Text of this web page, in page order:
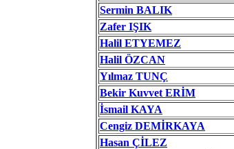
Sermin BALIK
Zafer IŞIK
Halil ETYEMEZ
Halil ÖZCAN
Yılmaz TUNÇ
Bekir Kuvvet ERİM
İsmail KAYA
Cengiz DEMİRKAYA
Hasan ÇİLEZ